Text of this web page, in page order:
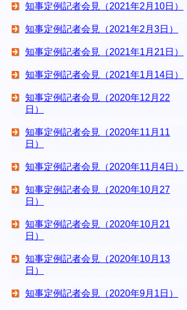
知事定例記者会見（2021年2月10日）
知事定例記者会見（2021年2月3日）
知事定例記者会見（2021年1月21日）
知事定例記者会見（2021年1月14日）
知事定例記者会見（2020年12月22
日）
知事定例記者会見（2020年11月11
日）
知事定例記者会見（2020年11月4日）
知事定例記者会見（2020年10月27
日）
知事定例記者会見（2020年10月21
日）
知事定例記者会見（2020年10月13
日）
知事定例記者会見（2020年9月1日）